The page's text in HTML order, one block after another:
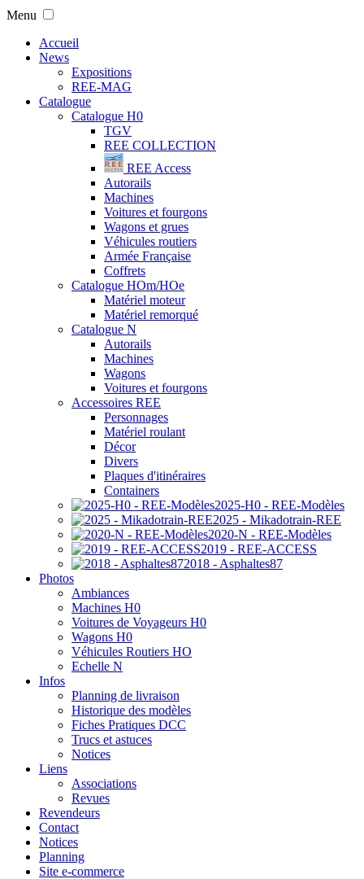
Menu
Accueil
News
Expositions
REE-MAG
Catalogue
Catalogue H0
TGV
REE COLLECTION
REE Access
Autorails
Machines
Voitures et fourgons
Wagons et grues
Véhicules routiers
Armée Française
Coffrets
Catalogue HOm/HOe
Matériel moteur
Matériel remorqué
Catalogue N
Autorails
Machines
Wagons
Voitures et fourgons
Accessoires REE
Personnages
Matériel roulant
Décor
Divers
Plaques d'itinéraires
Containers
2025-H0 - REE-Modèles
2025 - Mikadotrain-REE
2020-N - REE-Modèles
2019 - REE-ACCESS
2018 - Asphaltes87
Photos
Ambiances
Machines H0
Voitures de Voyageurs H0
Wagons H0
Véhicules Routiers HO
Echelle N
Infos
Planning de livraison
Historique des modèles
Fiches Pratiques DCC
Trucs et astuces
Notices
Liens
Associations
Revues
Revendeurs
Contact
Notices
Planning
Site e-commerce